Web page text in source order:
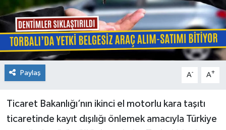
Paylaş A- A+
Ticaret Bakanlığı’nın ikinci el motorlu kara taşıtı
ticaretinde kayıt dışılığı önlemek amacıyla Türkiye